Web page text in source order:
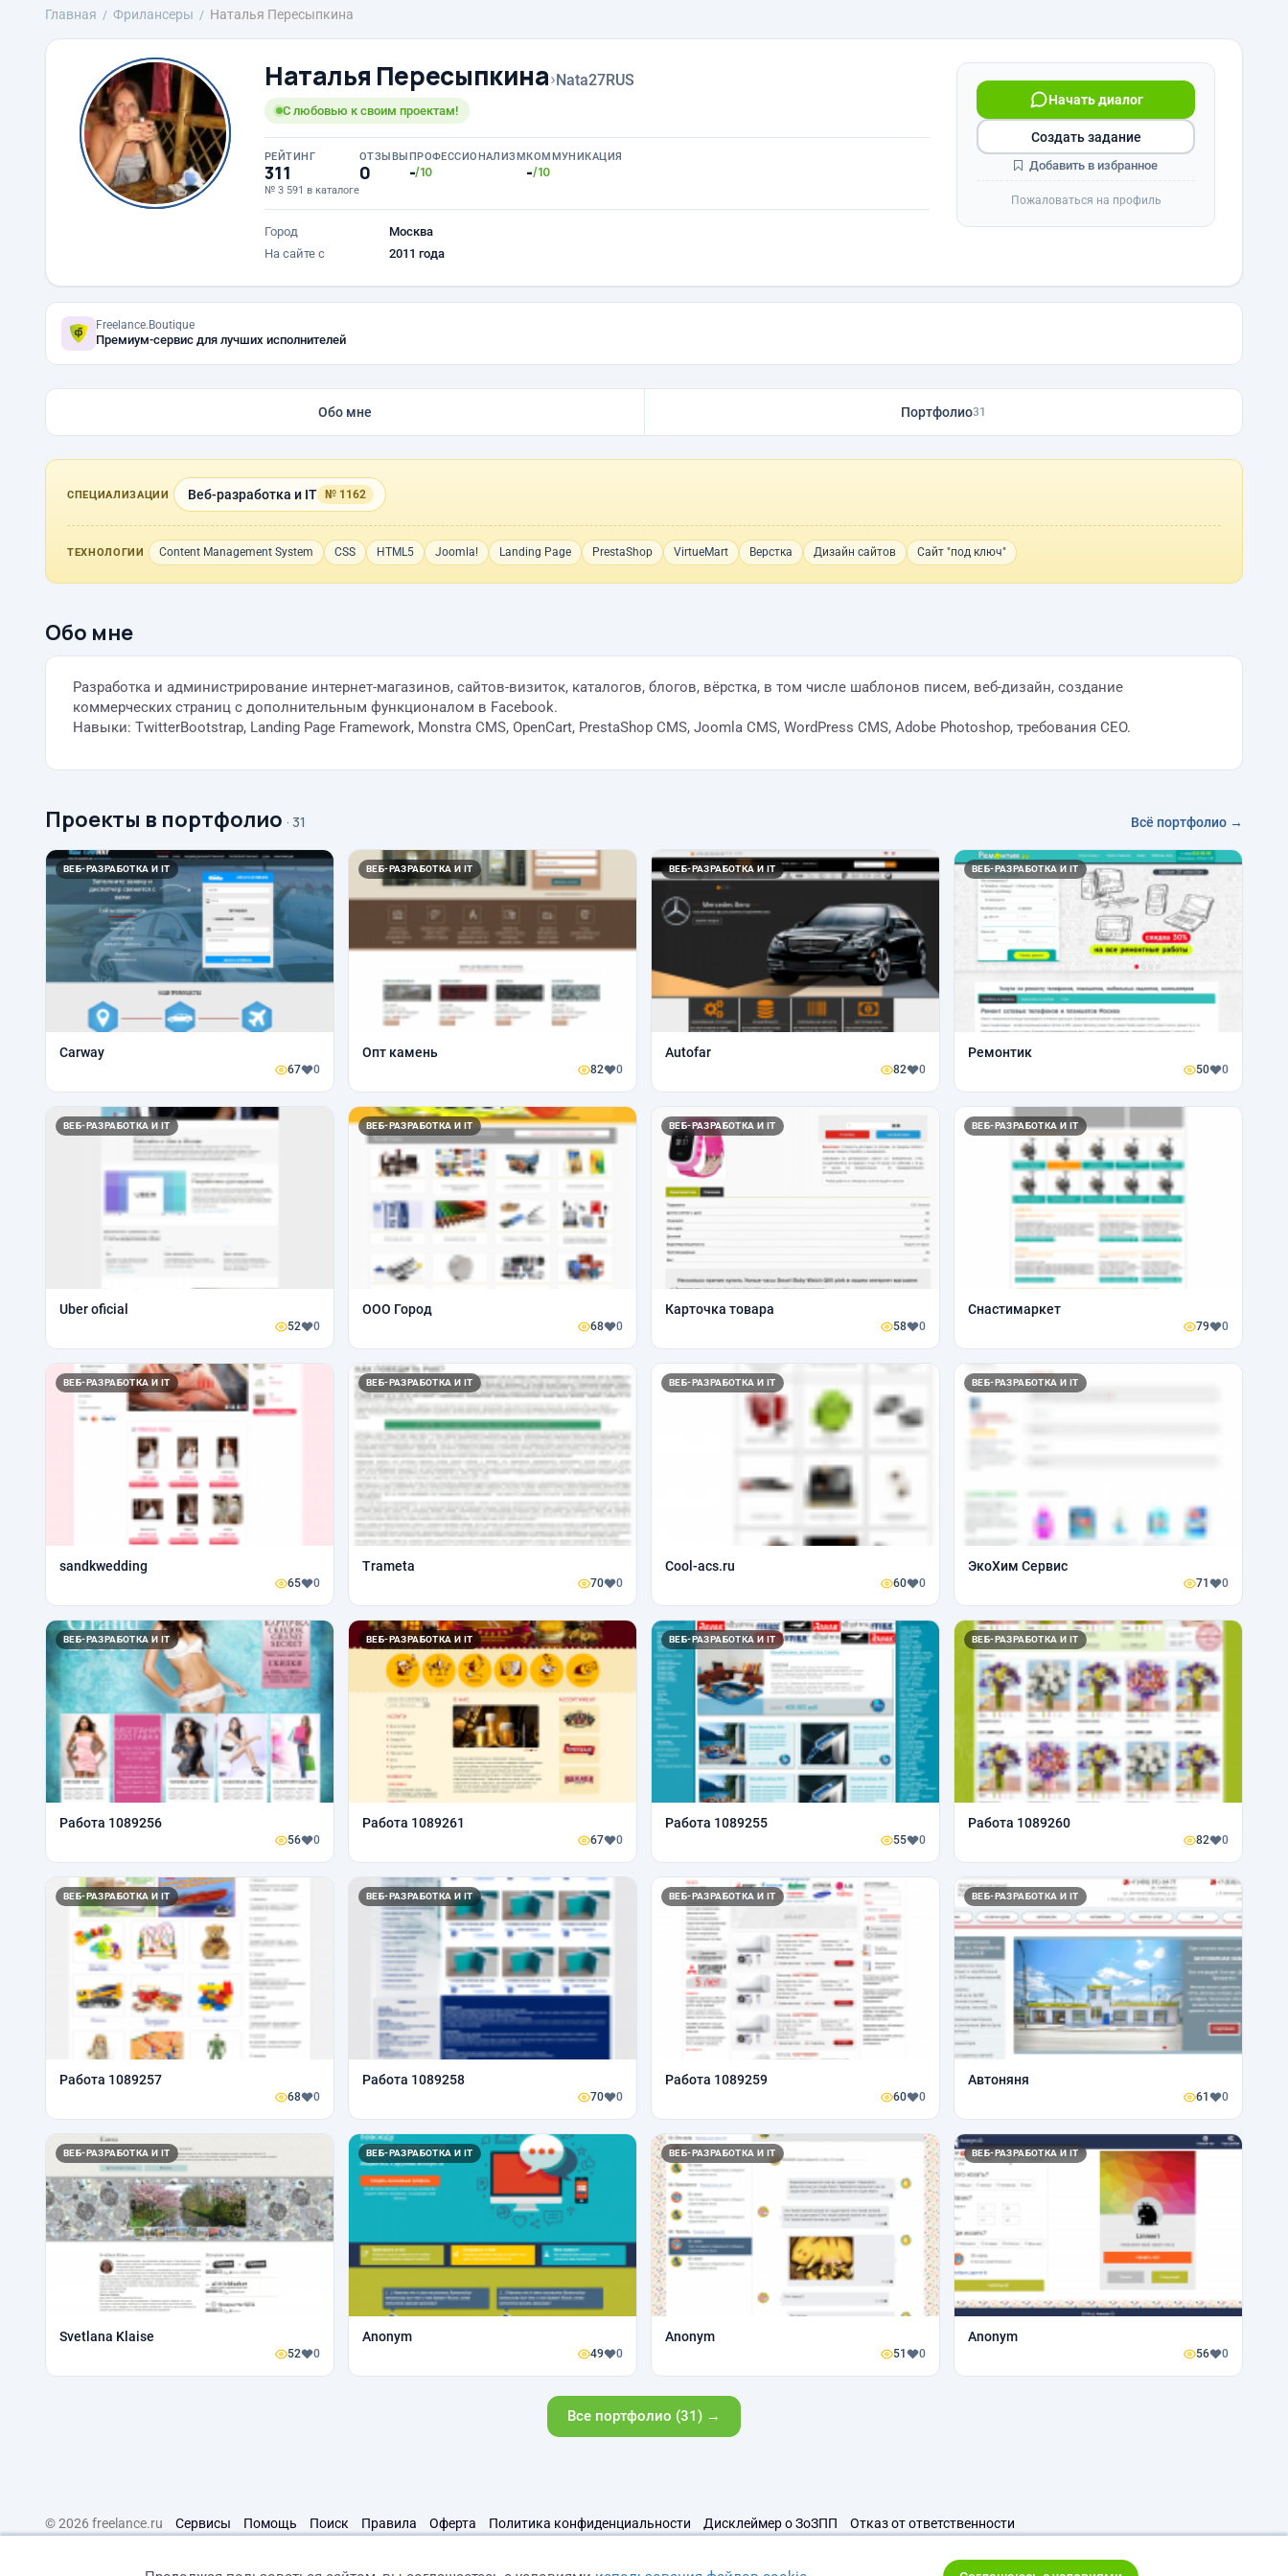
Главная Фрилансеры Наталья Пересыпкина
Наталья Пересыпкина›Nata27RUS
С любовью к своим проектам!
РЕЙТИНГ
311
№ 3 591 в каталоге
ОТЗЫВЫ
0
ПРОФЕССИОНАЛИЗМ
-/10
КОММУНИКАЦИЯ
-/10
Город
Москва
На сайте с
2011 года
Начать диалог
Создать задание
Добавить в избранное
Пожаловаться на профиль
Freelance.Boutique
Премиум-сервис для лучших исполнителей
Обо мне Портфолио31
СПЕЦИАЛИЗАЦИИ Веб-разработка и IT № 1162
ТЕХНОЛОГИИ Content Management System CSS HTML5 Joomla! Landing Page PrestaShop VirtueMart Верстка Дизайн сайтов Сайт "под ключ"
Обо мне
Разработка и администрирование интернет-магазинов, сайтов-визиток, каталогов, блогов, вёрстка, в том числе шаблонов писем, веб-дизайн, создание
коммерческих страниц с дополнительным функционалом в Facebook.
Навыки: TwitterBootstrap, Landing Page Framework, Monstra CMS, OpenCart, PrestaShop CMS, Joomla CMS, WordPress CMS, Adobe Photoshop, требования СЕО.
Проекты в портфолио · 31 Всё портфолио →
ВЕБ-РАЗРАБОТКА И IT
Carway
67 0
ВЕБ-РАЗРАБОТКА И IT
Опт камень
82 0
ВЕБ-РАЗРАБОТКА И IT
Autofar
82 0
ВЕБ-РАЗРАБОТКА И IT
Ремонтик
50 0
ВЕБ-РАЗРАБОТКА И IT
Uber oficial
52 0
ВЕБ-РАЗРАБОТКА И IT
ООО Город
68 0
ВЕБ-РАЗРАБОТКА И IT
Карточка товара
58 0
ВЕБ-РАЗРАБОТКА И IT
Снастимаркет
79 0
ВЕБ-РАЗРАБОТКА И IT
sandkwedding
65 0
ВЕБ-РАЗРАБОТКА И IT
Trameta
70 0
ВЕБ-РАЗРАБОТКА И IT
Cool-acs.ru
60 0
ВЕБ-РАЗРАБОТКА И IT
ЭкоХим Сервис
71 0
ВЕБ-РАЗРАБОТКА И IT
Работа 1089256
56 0
ВЕБ-РАЗРАБОТКА И IT
Работа 1089261
67 0
ВЕБ-РАЗРАБОТКА И IT
Работа 1089255
55 0
ВЕБ-РАЗРАБОТКА И IT
Работа 1089260
82 0
ВЕБ-РАЗРАБОТКА И IT
Работа 1089257
68 0
ВЕБ-РАЗРАБОТКА И IT
Работа 1089258
70 0
ВЕБ-РАЗРАБОТКА И IT
Работа 1089259
60 0
ВЕБ-РАЗРАБОТКА И IT
Автоняня
61 0
ВЕБ-РАЗРАБОТКА И IT
Svetlana Klaise
52 0
ВЕБ-РАЗРАБОТКА И IT
Anonym
49 0
ВЕБ-РАЗРАБОТКА И IT
Anonym
51 0
ВЕБ-РАЗРАБОТКА И IT
Anonym
56 0
Все портфолио (31) →
© 2026 freelance.ru Сервисы Помощь Поиск Правила Оферта Политика конфиденциальности Дисклеймер о ЗоЗПП Отказ от ответственности